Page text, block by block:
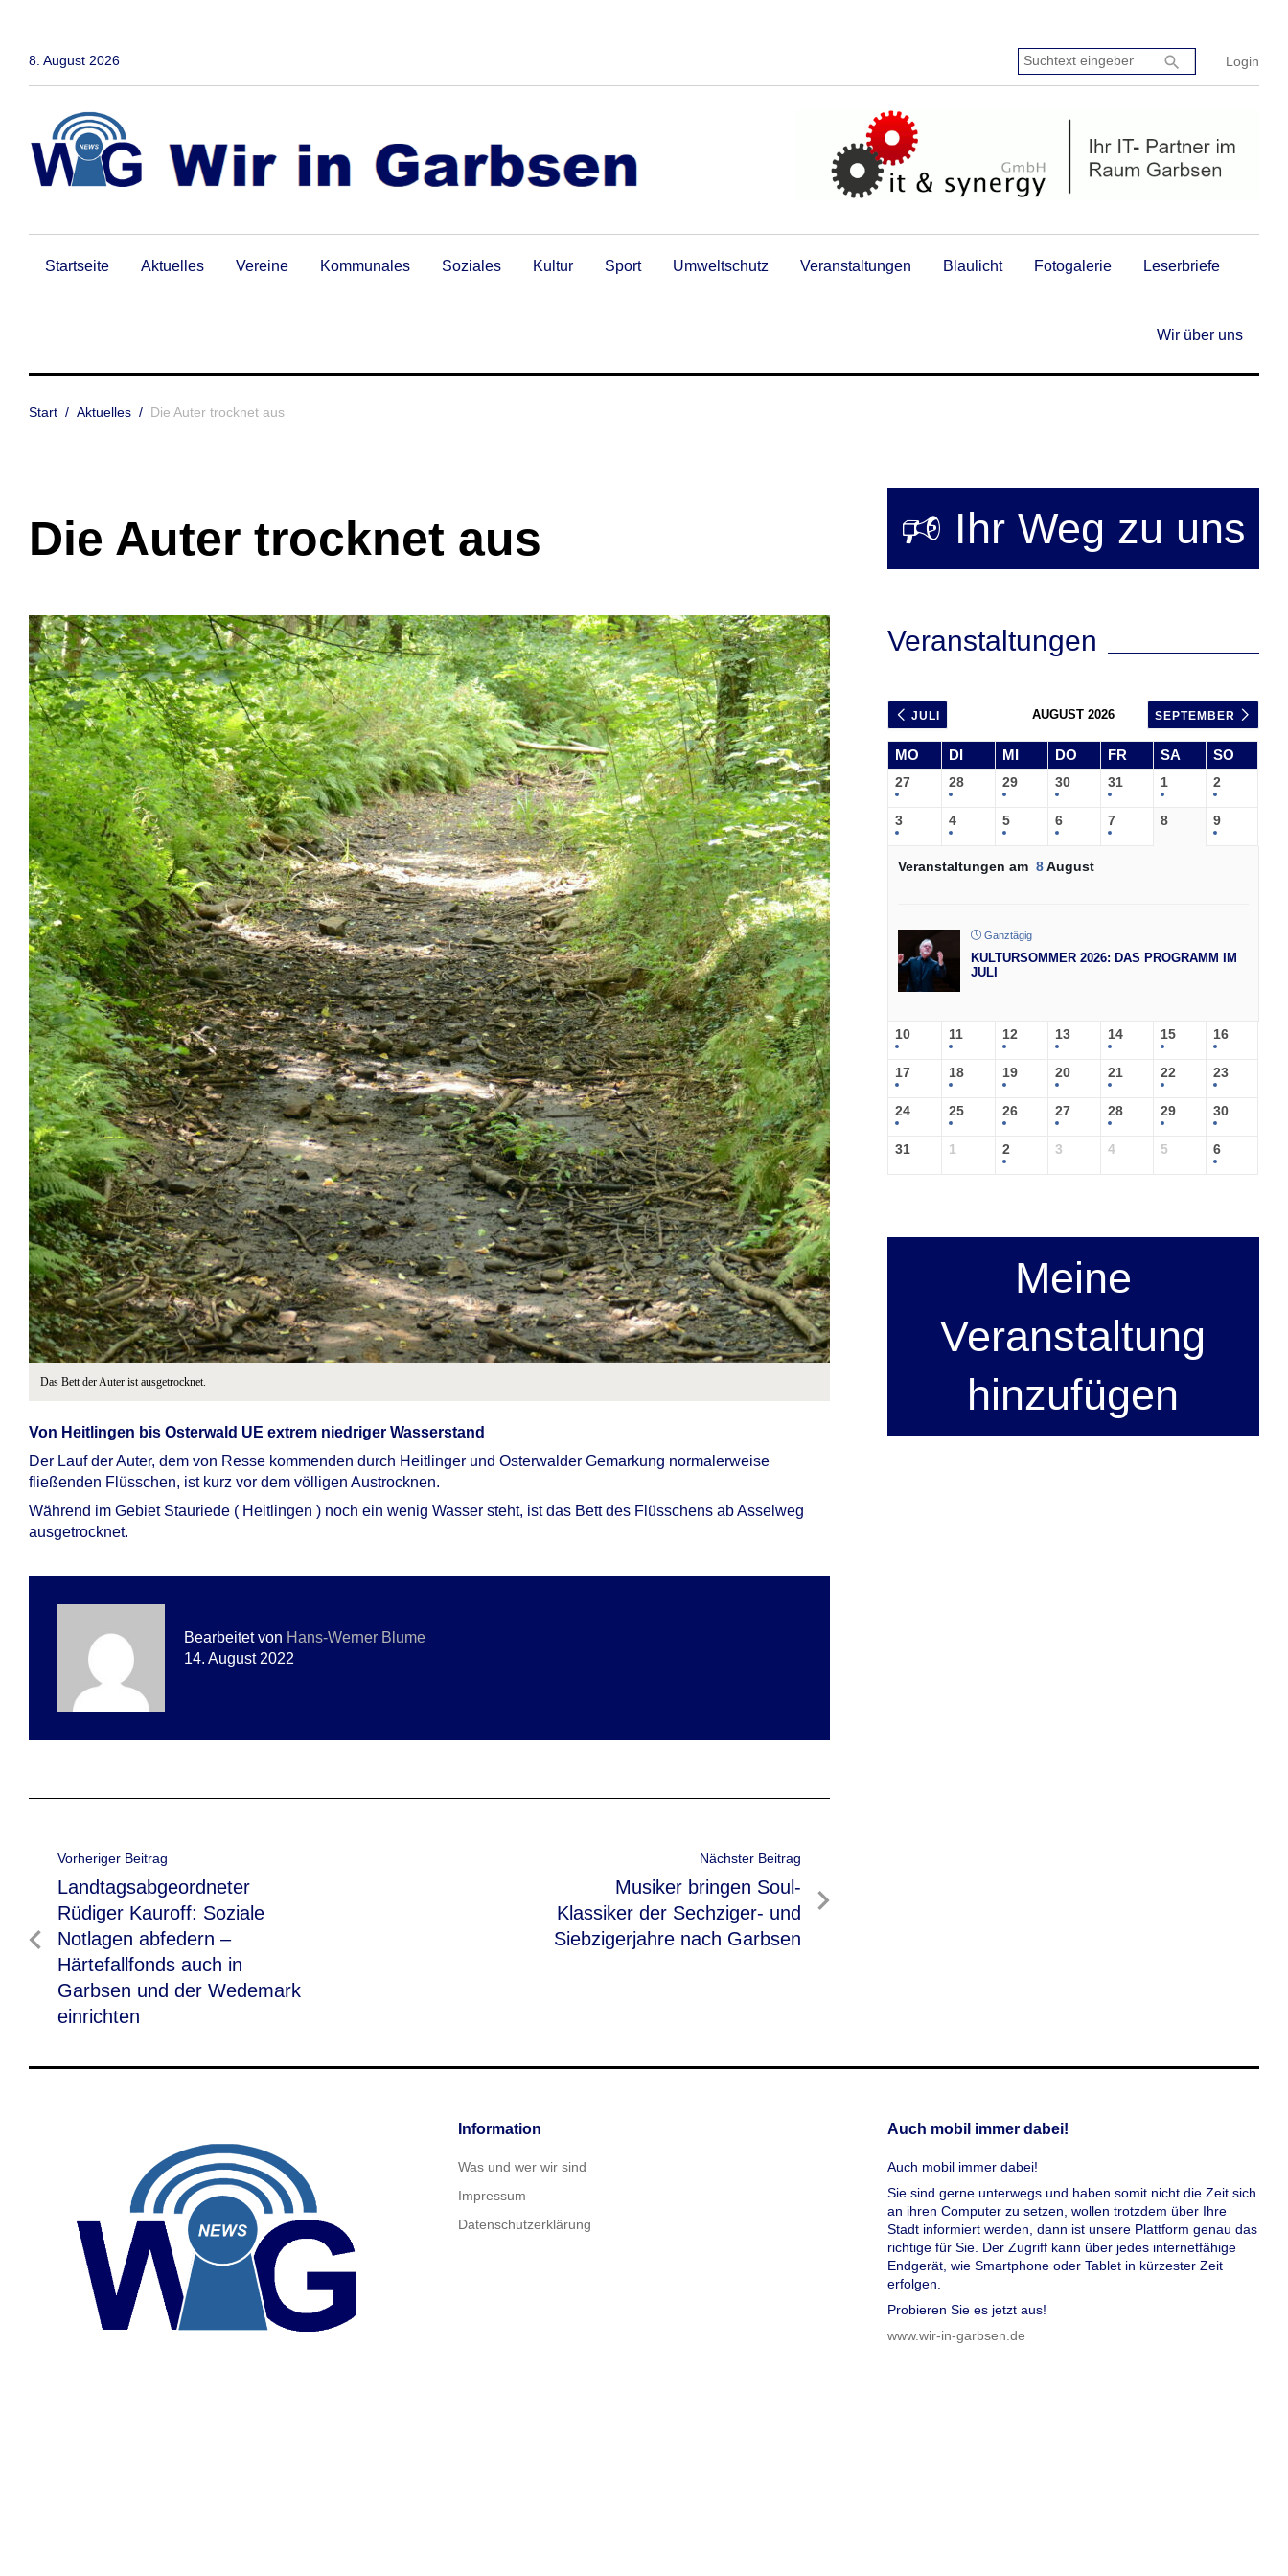
8. August 2026 Login
Suchtext
eingeben:
search
Startseite Aktuelles Vereine Kommunales Soziales Kultur Sport Umweltschutz Veranstaltungen Blaulicht Fotogalerie Leserbriefe
Wir über uns
Start / Aktuelles / Die Auter trocknet aus
Die Auter trocknet aus
Das Bett der Auter ist ausgetrocknet.
Von Heitlingen bis Osterwald UE extrem niedriger Wasserstand
Der Lauf der Auter, dem von Resse kommenden durch Heitlinger und Osterwalder Gemarkung normalerweise
fließenden Flüsschen, ist kurz vor dem völligen Austrocknen.
Während im Gebiet Stauriede ( Heitlingen ) noch ein wenig Wasser steht, ist das Bett des Flüsschens ab Asselweg
ausgetrocknet.
Bearbeitet von Hans-Werner Blume
14. August 2022
Beitragsnavigation
Vorheriger Beitrag
Vorheriger
Beitrag
Landtagsabgeordneter
Rüdiger Kauroff: Soziale
Notlagen abfedern –
Härtefallfonds auch in
Garbsen und der Wedemark
einrichten
Nächster Beitrag
Nächster
Beitrag
Musiker bringen Soul-
Klassiker der Sechziger- und
Siebzigerjahre nach Garbsen
🕫 Ihr Weg zu uns
Veranstaltungen
JULI AUGUST 2026 SEPTEMBER
MO DI MI DO FR SA SO
27 28 29 30 31 1 2
3 4 5 6 7 8 9
Veranstaltungen am 8August
Ganztägig
KULTURSOMMER 2026: DAS PROGRAMM IM
JULI
10 11 12 13 14 15 16
17 18 19 20 21 22 23
24 25 26 27 28 29 30
31 1 2 3 4 5 6
Meine
Veranstaltung
hinzufügen
Information
Was und wer wir sind
Impressum
Datenschutzerklärung
Auch mobil immer dabei!
Auch mobil immer dabei!
Sie sind gerne unterwegs und haben somit nicht die Zeit sich
an ihren Computer zu setzen, wollen trotzdem über Ihre
Stadt informiert werden, dann ist unsere Plattform genau das
richtige für Sie. Der Zugriff kann über jedes internetfähige
Endgerät, wie Smartphone oder Tablet in kürzester Zeit
erfolgen.
Probieren Sie es jetzt aus!
www.wir-in-garbsen.de